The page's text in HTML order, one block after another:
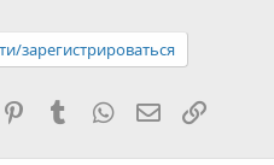
зарегистрироваться
PinterestTumblr WhatsApp Ссылка